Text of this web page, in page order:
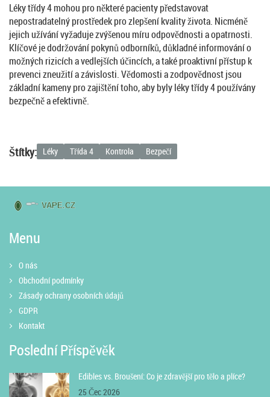
Léky třídy 4 mohou pro některé pacienty představovat
nepostradatelný prostředek pro zlepšení kvality života. Nicméně
jejich užívání vyžaduje zvýšenou míru odpovědnosti a opatrnosti.
Klíčové je dodržování pokynů odborníků, důkladné informování o
možných rizicích a vedlejších účincích, a také proaktivní přístup k
prevenci zneužití a závislosti. Vědomosti a zodpovědnost jsou
základní kameny pro zajištění toho, aby byly léky třídy 4 používány
bezpečně a efektivně.
Štítky: Léky Třída 4 Kontrola Bezpečí
Menu
O nás
Obchodní podmínky
Zásady ochrany osobních údajů
GDPR
Kontakt
Poslední Příspěvěk
Edibles vs. Broušení: Co je zdravější pro tělo a plíce?
25 Čec 2026